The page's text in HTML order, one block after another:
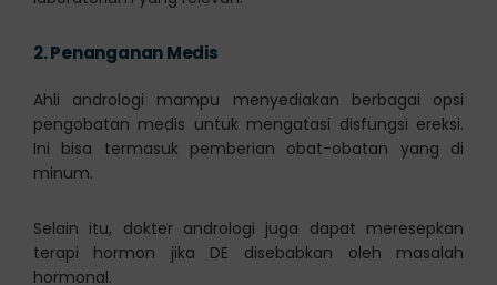
2.Penanganan Medis
Ahli andrologi mampu menyediakan berbagai opsi
pengobatan medis untuk mengatasi disfungsi ereksi.
Ini bisa termasuk pemberian obat-obatan yang di
minum.
Selain itu, dokter andrologi juga dapat meresepkan
terapi hormon jika DE disebabkan oleh masalah
hormonal.